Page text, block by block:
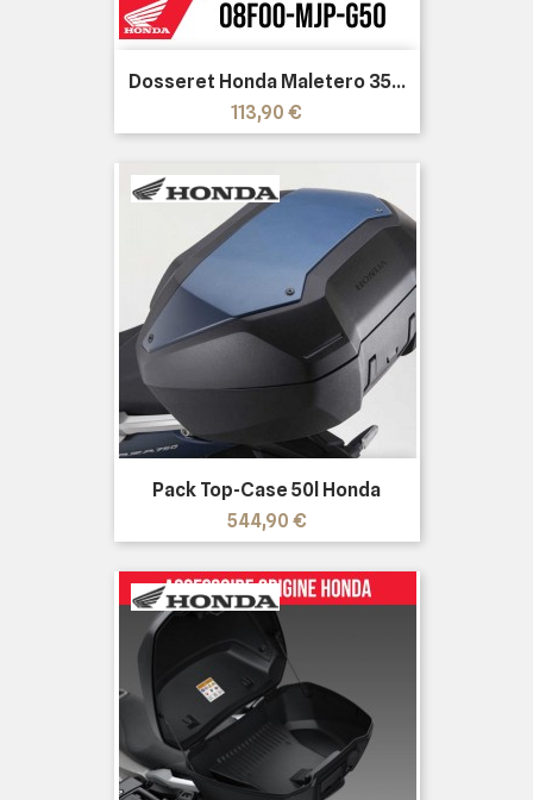
Dosseret Honda Maletero 35...
Precio
113,90 €
Pack Top-Case 50l Honda
Precio
544,90 €